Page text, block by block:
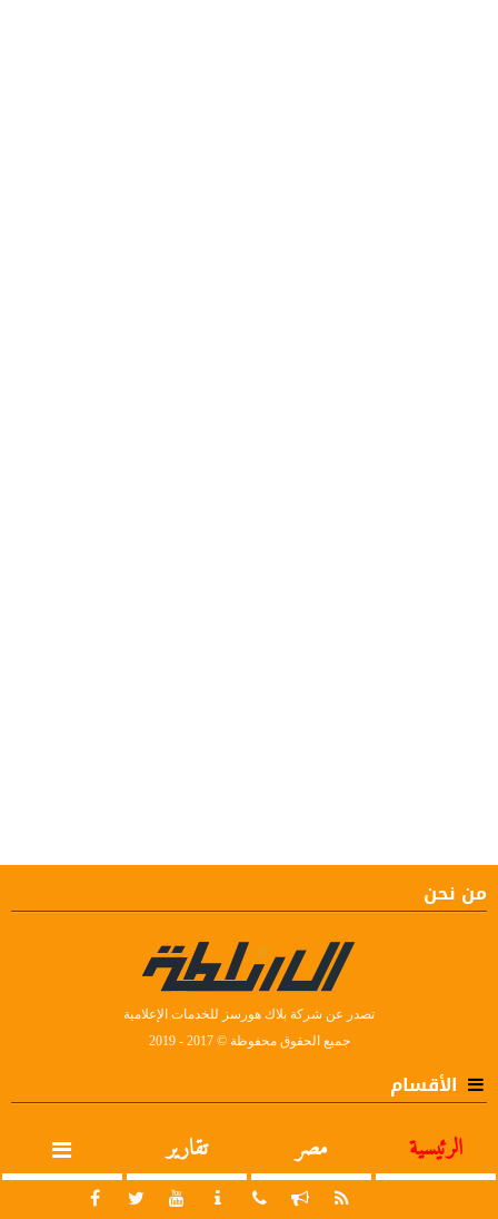
من نحن
تصدر عن شركة بلاك هورسز للخدمات الإعلامية
جميع الحقوق محفوظة © 2017 - 2019
الأقسام
الرئيسية مصر تقارير